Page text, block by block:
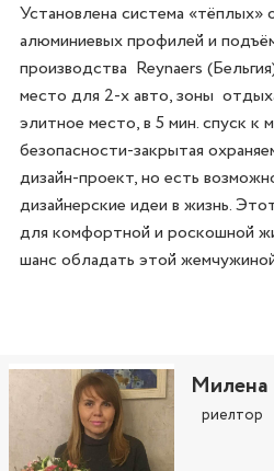
Установлена система «тёплых»
алюминиевых профилей и
производства  Reynaers
место для 2-х авто, зоны
элитное место, в 5 мин. спуск к
безопасности-закрытая
дизайн-проект, но есть
дизайнерские идеи в жизнь.
для комфортной и роскошной
шанс обладать этой
Милена
риелтор